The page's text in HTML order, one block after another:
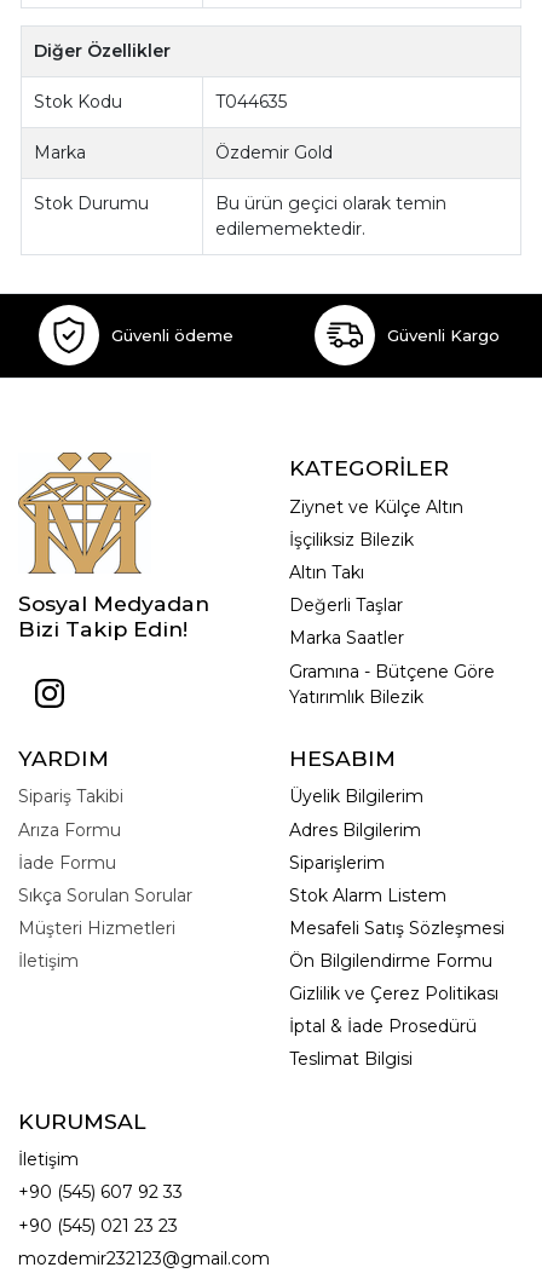
Diğer Özellikler
Stok Kodu T044635
Marka Özdemir Gold
Stok Durumu
Bu ürün geçici olarak temin
edilememektedir.
Güvenli ödeme Güvenli Kargo
Sosyal Medyadan
Bizi Takip Edin!
KATEGORİLER
Ziynet ve Külçe Altın
İşçiliksiz Bilezik
Altın Takı
Değerli Taşlar
Marka Saatler
Gramına - Bütçene Göre
Yatırımlık Bilezik
YARDIM
Sipariş Takibi
Arıza Formu
İade Formu
Sıkça Sorulan Sorular
Müşteri Hizmetleri
İletişim
HESABIM
Üyelik Bilgilerim
Adres Bilgilerim
Siparişlerim
Stok Alarm Listem
Mesafeli Satış Sözleşmesi
Ön Bilgilendirme Formu
Gizlilik ve Çerez Politikası
İptal & İade Prosedürü
Teslimat Bilgisi
KURUMSAL
İletişim
+90 (545) 607 92 33
+90 (545) 021 23 23
mozdemir232123@gmail.com